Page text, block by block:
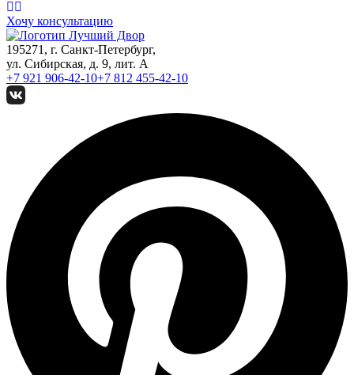
Хочу консультацию
195271, г. Санкт-Петербург,
ул. Сибирская, д. 9, лит. А
+7 921 906-42-10+7 812 455-42-10